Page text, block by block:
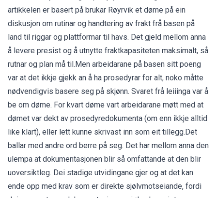
artikkelen er basert på brukar Røyrvik et døme på ein
diskusjon om rutinar og handtering av frakt frå basen på
land til riggar og plattformar til havs. Det gjeld mellom anna
å levere presist og å utnytte fraktkapasiteten maksimalt, så
rutnar og plan må til.Men arbeidarane på basen sitt poeng
var at det ikkje gjekk an å ha prosedyrar for alt, noko måtte
nødvendigvis basere seg på skjønn. Svaret frå leiiinga var å
be om døme. For kvart døme vart arbeidarane møtt med at
dømet var dekt av prosedyredokumenta (om enn ikkje alltid
like klart), eller lett kunne skrivast inn som eit tillegg.Det
ballar med andre ord berre på seg. Det har mellom anna den
ulempa at dokumentasjonen blir så omfattande at den blir
uoversiktleg. Dei stadige utvidingane gjer og at det kan
ende opp med krav som er direkte sjølvmotseiande, fordi